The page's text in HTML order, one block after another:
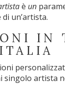
è un
un’artista.
IN
artista